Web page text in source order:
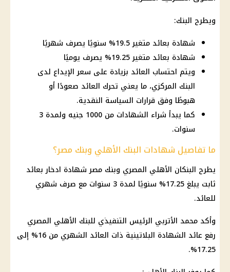
ويطرح البنك:
شهادة بعائد متغير 19.5% سنويًا يصرف شهريًا
شهادة بعائد متغير 19.25% يصرف يوميًا
ويتم احتساب العائد بزيادة على سعر الإيداع لدى
البنك المركزي، ما يعني تحرك العائد صعودًا أو
هبوطًا وفق قرارات السياسة النقدية.
كما يبدأ شراء الشهادات من 1000 جنيه ولمدة 3
سنوات.
ما تفاصيل شهادات البنك الأهلي وبنك مصر؟
يطرح البنكان الأهلي المصري وبنك مصر شهادة ادخار بعائد
ثابت يبلغ 17.25% سنويًا لمدة 3 سنوات مع صرف شهري
للعائد.
وأكد محمد الأتربي الرئيس التنفيذي للبنك الأهلي المصري
رفع عائد الشهادة البلاتينية ذات العائد الشهري من 16% إلى
17.25%.